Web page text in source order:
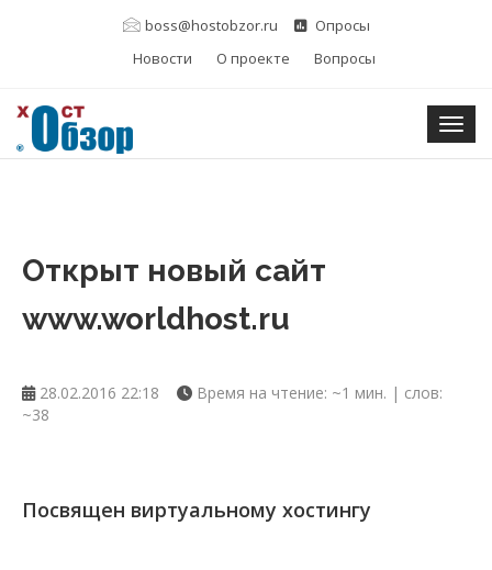
boss@hostobzor.ru
Опросы
Новости
О проекте Вопросы
Открыт новый сайт
www.worldhost.ru
28.02.2016 22:18
Время на чтение: ~1 мин. | слов:
~38
Посвящен виртуальному хостингу